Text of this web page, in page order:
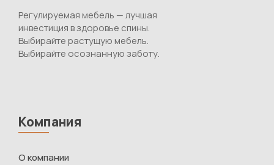
Регулируемая мебель — лучшая
инвестиция в здоровье спины.
Выбирайте растущую мебель.
Выбирайте осознанную заботу.
Компания
О компании